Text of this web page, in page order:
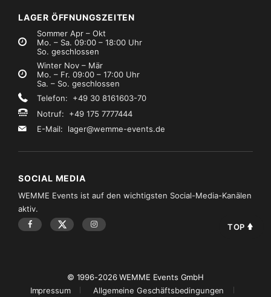
LAGER ÖFFNUNGSZEITEN
Sommer Apr – Okt
Mo. – Sa. 09:00 – 18:00 Uhr
So. geschlossen
Winter Nov – Mär
Mo. – Fr. 09:00 – 17:00 Uhr
Sa. – So. geschlossen
Telefon: +49 30 8161603-70
Notruf: +49 175 7777444
E-Mail: lager@wemme-events.de
SOCIAL MEDIA
WEMME Events ist auf den wichtigsten Social-Media-Kanälen
aktiv.
© 1996-2026 WEMME Events GmbH
Impressum
Allgemeine Geschäftsbedingungen
TOP